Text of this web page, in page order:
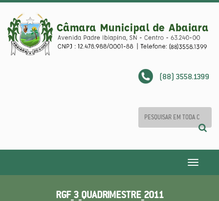
(88) 3558.1399
Toggle
RGF_3_QUADRIMESTRE_2011